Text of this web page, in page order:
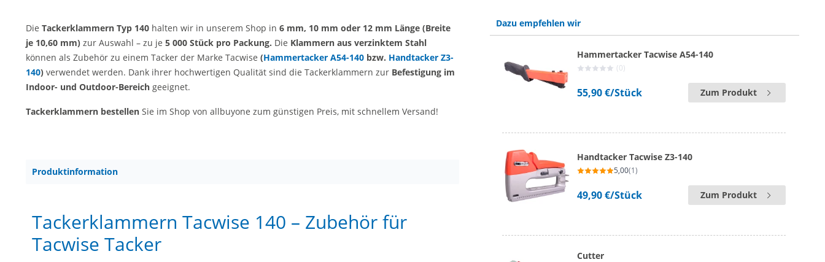
Die Tackerklammern Typ 140 halten wir in unserem Shop in 6 mm, 10 mm oder 12 mm Länge (Breite
je 10,60 mm) zur Auswahl – zu je 5 000 Stück pro Packung. Die Klammern aus verzinktem Stahl
können als Zubehör zu einem Tacker der Marke Tacwise (Hammertacker A54-140 bzw. Handtacker Z3-
140) verwendet werden. Dank ihrer hochwertigen Qualität sind die Tackerklammern zur Befestigung im
Indoor- und Outdoor-Bereich geeignet.
Tackerklammern bestellen Sie im Shop von allbuyone zum günstigen Preis, mit schnellem Versand!
Produktinformation
Tackerklammern Tacwise 140 – Zubehör für
Tacwise Tacker
Dazu empfehlen wir
Hammertacker Tacwise A54-140
(0)
55,90 €/Stück Zum Produkt
Handtacker Tacwise Z3-140
5,00(1)
49,90 €/Stück Zum Produkt
Cutter